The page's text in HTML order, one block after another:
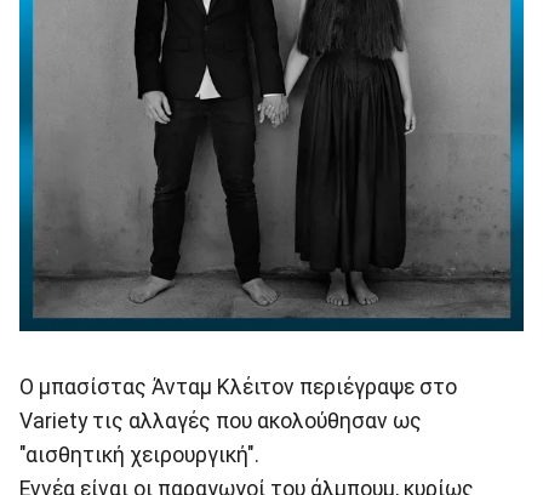
Ο μπασίστας Άνταμ Κλέιτον περιέγραψε στο
Variety τις αλλαγές που ακολούθησαν ως
"αισθητική χειρουργική".
Εννέα είναι οι παραγωγοί του άλμπουμ, κυρίως